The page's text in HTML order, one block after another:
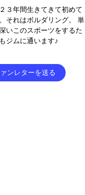
３年間生きてきて初めて
それはボルダリング。 単
いこのスポーツをするた
ジムに通います♪
ンレターを送る